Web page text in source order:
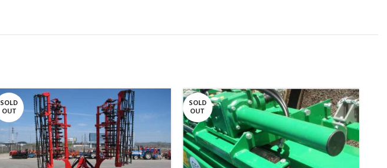
SOLD
OUT
SOLD
OUT